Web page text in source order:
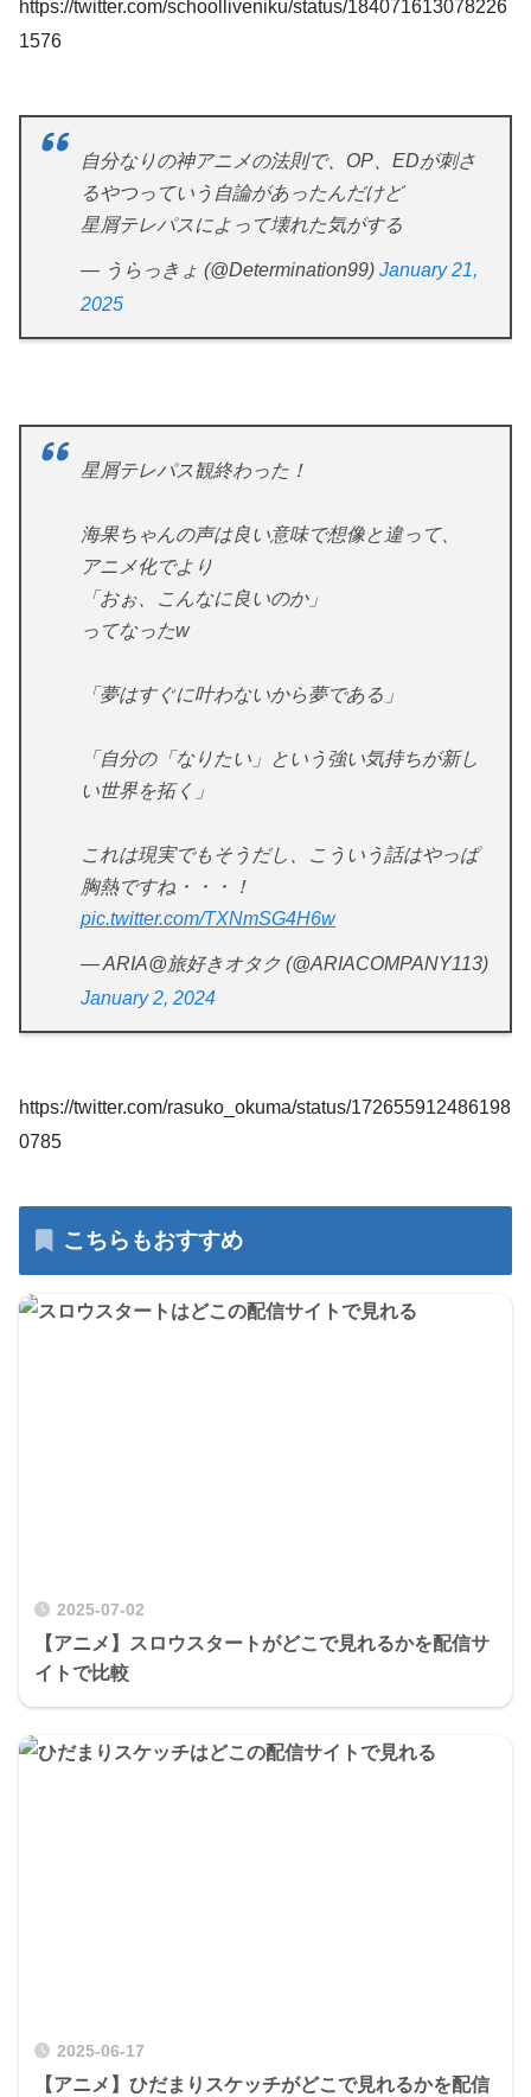
https://twitter.com/schoolliveniku/status/184071613078226
1576
自分なりの神アニメの法則で、OP、EDが刺さ
るやつっていう自論があったんだけど
星屑テレパスによって壊れた気がする
— うらっきょ (@Determination99) January 21,
2025
星屑テレパス観終わった！
海果ちゃんの声は良い意味で想像と違って、
アニメ化でより
「おぉ、こんなに良いのか」
ってなったw
「夢はすぐに叶わないから夢である」
「自分の「なりたい」という強い気持ちが新し
い世界を拓く」
これは現実でもそうだし、こういう話はやっぱ
胸熱ですね・・・！
pic.twitter.com/TXNmSG4H6w
— ARIA@旅好きオタク (@ARIACOMPANY113)
January 2, 2024
https://twitter.com/rasuko_okuma/status/172655912486198
0785
こちらもおすすめ
2025-07-02
【アニメ】スロウスタートがどこで見れるかを配信サ
イトで比較
2025-06-17
【アニメ】ひだまりスケッチがどこで見れるかを配信